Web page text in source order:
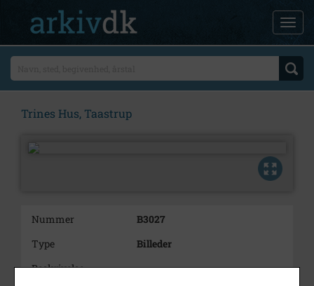
Trines Hus, Taastrup
Nummer
B3027
Type
Billeder
Beskrivelse